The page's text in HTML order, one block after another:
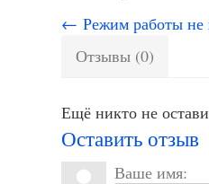
← Режим работы не
Отзывы (0)
Ещё никто не
Оставить отзыв
Ваше имя: